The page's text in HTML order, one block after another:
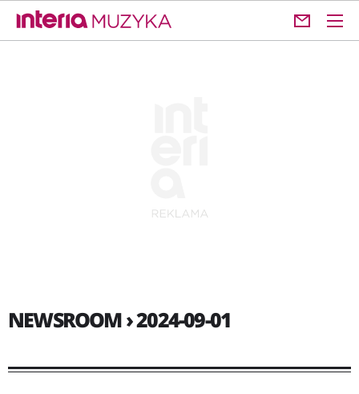
NEWSROOM › 2024-09-01